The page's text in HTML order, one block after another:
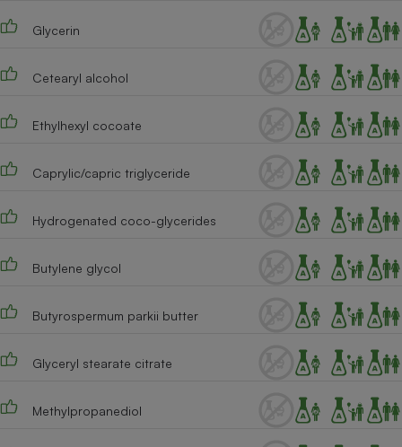
Glycerin
Cetearyl alcohol
Ethylhexyl cocoate
Caprylic/capric triglyceride
Hydrogenated coco-glycerides
Butylene glycol
Butyrospermum parkii butter
Glyceryl stearate citrate
Methylpropanediol
Climatiseur -
Ventilateur
Cafetière à expressos
Robot ménager